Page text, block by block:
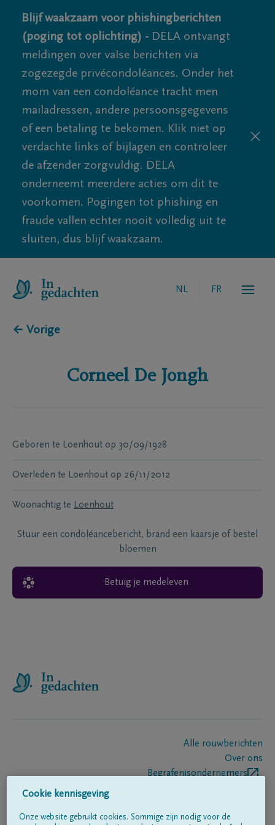
Blijf waakzaam voor phishingberichten
(poging tot oplichting) - DELA ontvangt
meldingen over valse berichten via
zogezegde privécondoléances. Onder het
mom van een condoléance tracht men
mailadressen, andere persoonsgegevens
of een betaling te bekomen. Klik niet op
verdachte links of bijlagen en controleer
de afzender zorgvuldig. DELA
onderneemt meerdere acties om dit te
voorkomen. Pogingen tot phishing en
fraude vallen echter nooit volledig uit te
sluiten, dus blijf waakzaam.
NL FR
← Vorige
Corneel De Jongh
Geboren te Loenhout op 30/09/1928
Overleden te Loenhout op 26/11/2012
Woonachtig te Loenhout
Stuur een condoléancebericht, brand een kaarsje of bestel
bloemen
Betuig je medeleven
Alle rouwberichten
Over ons
Begrafenisondernemers
Cookie kennisgeving
Onze website gebruikt cookies. Sommige zijn nodig voor de